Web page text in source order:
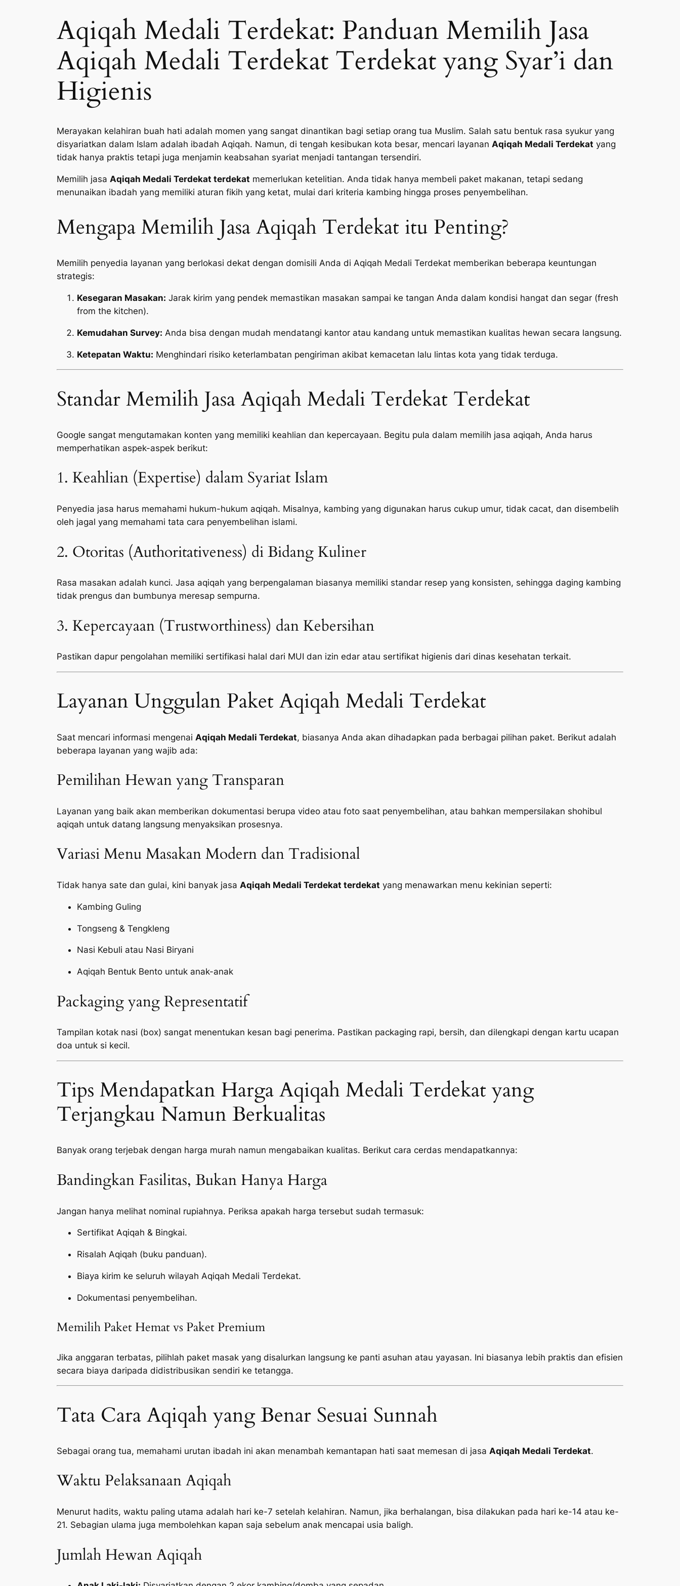
Aqiqah Medali Terdekat: Panduan Memilih Jasa
Aqiqah Medali Terdekat Terdekat yang Syar’i dan
Higienis
Merayakan kelahiran buah hati adalah momen yang sangat dinantikan bagi setiap orang tua Muslim. Salah satu bentuk rasa syukur yang
disyariatkan dalam Islam adalah ibadah Aqiqah. Namun, di tengah kesibukan kota besar, mencari layanan Aqiqah Medali Terdekat yang
tidak hanya praktis tetapi juga menjamin keabsahan syariat menjadi tantangan tersendiri.
Memilih jasa Aqiqah Medali Terdekat terdekat memerlukan ketelitian. Anda tidak hanya membeli paket makanan, tetapi sedang
menunaikan ibadah yang memiliki aturan fikih yang ketat, mulai dari kriteria kambing hingga proses penyembelihan.
Mengapa Memilih Jasa Aqiqah Terdekat itu Penting?
Memilih penyedia layanan yang berlokasi dekat dengan domisili Anda di Aqiqah Medali Terdekat memberikan beberapa keuntungan
strategis:
Kesegaran Masakan: Jarak kirim yang pendek memastikan masakan sampai ke tangan Anda dalam kondisi hangat dan segar (fresh
from the kitchen).
Kemudahan Survey: Anda bisa dengan mudah mendatangi kantor atau kandang untuk memastikan kualitas hewan secara langsung.
Ketepatan Waktu: Menghindari risiko keterlambatan pengiriman akibat kemacetan lalu lintas kota yang tidak terduga.
Standar Memilih Jasa Aqiqah Medali Terdekat Terdekat
Google sangat mengutamakan konten yang memiliki keahlian dan kepercayaan. Begitu pula dalam memilih jasa aqiqah, Anda harus
memperhatikan aspek-aspek berikut:
1. Keahlian (Expertise) dalam Syariat Islam
Penyedia jasa harus memahami hukum-hukum aqiqah. Misalnya, kambing yang digunakan harus cukup umur, tidak cacat, dan disembelih
oleh jagal yang memahami tata cara penyembelihan islami.
2. Otoritas (Authoritativeness) di Bidang Kuliner
Rasa masakan adalah kunci. Jasa aqiqah yang berpengalaman biasanya memiliki standar resep yang konsisten, sehingga daging kambing
tidak prengus dan bumbunya meresap sempurna.
3. Kepercayaan (Trustworthiness) dan Kebersihan
Pastikan dapur pengolahan memiliki sertifikasi halal dari MUI dan izin edar atau sertifikat higienis dari dinas kesehatan terkait.
Layanan Unggulan Paket Aqiqah Medali Terdekat
Saat mencari informasi mengenai Aqiqah Medali Terdekat, biasanya Anda akan dihadapkan pada berbagai pilihan paket. Berikut adalah
beberapa layanan yang wajib ada:
Pemilihan Hewan yang Transparan
Layanan yang baik akan memberikan dokumentasi berupa video atau foto saat penyembelihan, atau bahkan mempersilakan shohibul
aqiqah untuk datang langsung menyaksikan prosesnya.
Variasi Menu Masakan Modern dan Tradisional
Tidak hanya sate dan gulai, kini banyak jasa Aqiqah Medali Terdekat terdekat yang menawarkan menu kekinian seperti:
Kambing Guling
Tongseng & Tengkleng
Nasi Kebuli atau Nasi Biryani
Aqiqah Bentuk Bento untuk anak-anak
Packaging yang Representatif
Tampilan kotak nasi (box) sangat menentukan kesan bagi penerima. Pastikan packaging rapi, bersih, dan dilengkapi dengan kartu ucapan
doa untuk si kecil.
Tips Mendapatkan Harga Aqiqah Medali Terdekat yang
Terjangkau Namun Berkualitas
Banyak orang terjebak dengan harga murah namun mengabaikan kualitas. Berikut cara cerdas mendapatkannya:
Bandingkan Fasilitas, Bukan Hanya Harga
Jangan hanya melihat nominal rupiahnya. Periksa apakah harga tersebut sudah termasuk:
Sertifikat Aqiqah & Bingkai.
Risalah Aqiqah (buku panduan).
Biaya kirim ke seluruh wilayah Aqiqah Medali Terdekat.
Dokumentasi penyembelihan.
Memilih Paket Hemat vs Paket Premium
Jika anggaran terbatas, pilihlah paket masak yang disalurkan langsung ke panti asuhan atau yayasan. Ini biasanya lebih praktis dan efisien
secara biaya daripada didistribusikan sendiri ke tetangga.
Tata Cara Aqiqah yang Benar Sesuai Sunnah
Sebagai orang tua, memahami urutan ibadah ini akan menambah kemantapan hati saat memesan di jasa Aqiqah Medali Terdekat.
Waktu Pelaksanaan Aqiqah
Menurut hadits, waktu paling utama adalah hari ke-7 setelah kelahiran. Namun, jika berhalangan, bisa dilakukan pada hari ke-14 atau ke-
21. Sebagian ulama juga membolehkan kapan saja sebelum anak mencapai usia baligh.
Jumlah Hewan Aqiqah